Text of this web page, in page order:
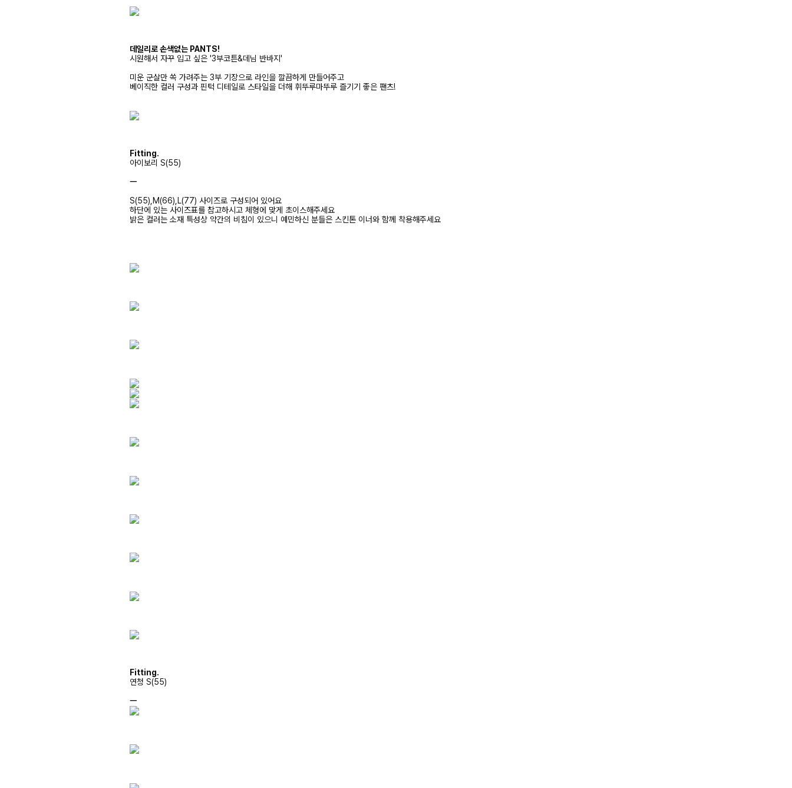
데일리로 손색없는 PANTS!
시원해서 자꾸 입고 싶은 '3부코튼&데님 반바지'
미운 군살만 쏙 가려주는 3부 기장으로 라인을 깔끔하게 만들어주고
베이직한 컬러 구성과 핀턱 디테일로 스타일을 더해 휘뚜루마뚜루 즐기기 좋은 팬츠!
Fitting.
아이보리 S(55)
ㅡ
S(55),M(66),L(77) 사이즈로 구성되어 있어요
하단에 있는 사이즈표를 참고하시고 체형에 맞게 초이스해주세요
밝은 컬러는 소재 특성상 약간의 비침이 있으니 예민하신 분들은 스킨톤 이너와 함께 착용해주세요
Fitting.
연청 S(55)
ㅡ